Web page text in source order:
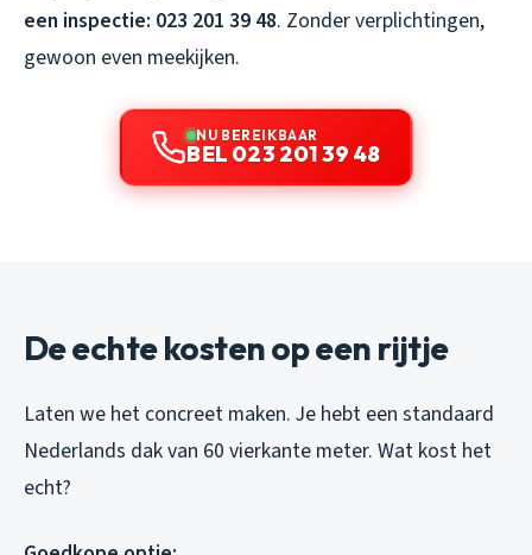
een inspectie: 023 201 39 48. Zonder verplichtingen,
gewoon even meekijken.
NU BEREIKBAAR
BEL 023 201 39 48
De echte kosten op een rijtje
Laten we het concreet maken. Je hebt een standaard
Nederlands dak van 60 vierkante meter. Wat kost het
echt?